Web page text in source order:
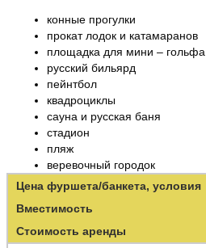
конные прогулки
прокат лодок и катамаранов
площадка для мини – гольфа
русский бильярд
пейнтбол
квадроциклы
сауна и русская баня
стадион
пляж
веревочный городок
Цена фуршета/банкета, условия
Вместимость
Стоимость аренды